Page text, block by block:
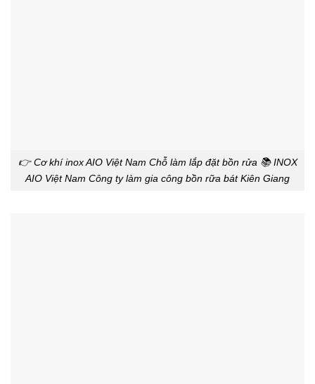
👉 Cơ khí inox AIO Việt Nam Chỗ làm lắp đặt bồn rửa 📚 INOX
AIO Việt Nam Công ty làm gia công bồn rữa bát Kiên Giang